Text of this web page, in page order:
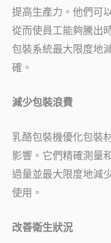
提高生產力。他們可
從而使員工能夠騰出
包裝系統最大限度地
確。
減少包裝浪費
乳酪包裝機優化包裝
影響。它們精確測量
過量並最大限度地減
使用。
改善衛生狀況